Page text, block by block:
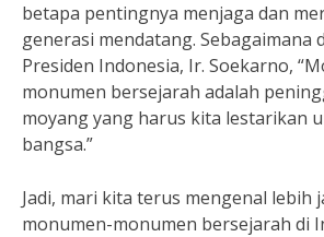
betapa pentingnya menjaga dan
generasi mendatang. Sebagaimana
Presiden Indonesia, Ir. Soekarno,
monumen bersejarah adalah
moyang yang harus kita lestarikan
bangsa.”
Jadi, mari kita terus mengenal lebih
monumen-monumen bersejarah di